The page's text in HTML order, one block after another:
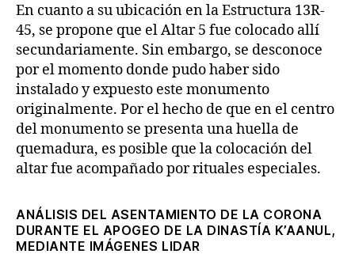
En cuanto a su ubicación en la Estructura 13R-
45, se propone que el Altar 5 fue colocado allí
secundariamente. Sin embargo, se desconoce
por el momento donde pudo haber sido
instalado y expuesto este monumento
originalmente. Por el hecho de que en el centro
del monumento se presenta una huella de
quemadura, es posible que la colocación del
altar fue acompañado por rituales especiales.
ANÁLISIS DEL ASENTAMIENTO DE LA CORONA
DURANTE EL APOGEO DE LA DINASTÍA K’AANUL,
MEDIANTE IMÁGENES LIDAR